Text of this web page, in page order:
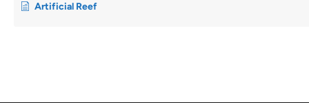
Artificial Reef